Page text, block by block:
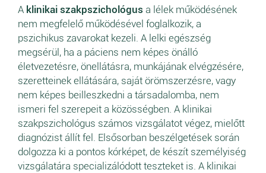
A klinikai szakpszichológus a lélek működésének
nem megfelelő működésével foglalkozik, a
pszichikus zavarokat kezeli. A lelki egészség
megsérül, ha a páciens nem képes önálló
életvezetésre, önellátásra, munkájának elvégzésére,
szeretteinek ellátására, saját örömszerzésre, vagy
nem képes beilleszkedni a társadalomba, nem
ismeri fel szerepeit a közösségben. A klinikai
szakpszichológus számos vizsgálatot végez, mielőtt
diagnózist állít fel. Elsősorban beszélgetések során
dolgozza ki a pontos kórképet, de készít személyiség
vizsgálatára specializálódott teszteket is. A klinikai